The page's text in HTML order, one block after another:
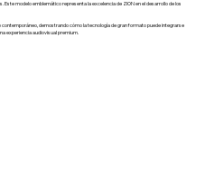
Este modelo emblemático representa la excelencia de ZION en el desarrollo de los
demostrando cómo la tecnología de gran formato puede integrarse
experiencia audiovisual premium.